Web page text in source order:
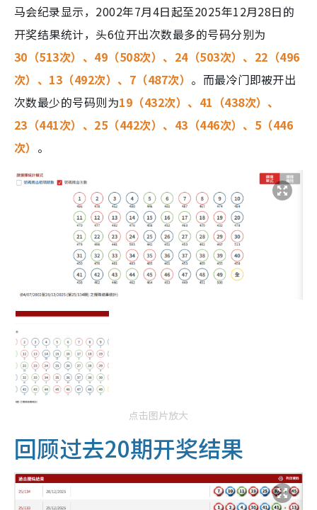
马会纪录显示，2002年7月4日起至2025年12月28日的
开奖结果统计，头6位开出次数最多的号码分别为
30（513次）、49（508次）、24（503次）、22（496
次）、13（492次）、7（487次） 。而最冷门即被开出
次数最少的号码则为19（432次）、41（438次）、
23（441次）、25（442次）、43（446次）、5（446
次） 。
点击图片放大
回顾过去20期开奖结果